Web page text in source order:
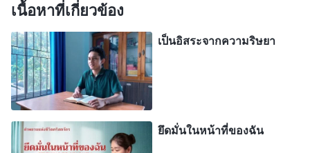
ด้วย…”
ต่อมา พี่สาวหลิวจากคริสตจักรของเรามาหาฉัน เธอ
สามัคคีธรรมกับฉันโดยยึดตามสภาวะของฉัน และยัง
อ่านพระวจนะของพระเจ้าตอนหนึ่งด้วย “
พวกเขาไป และล้ำเลิศกว่าพวกเขา โดยได้มาซึ่งการ
เนื้อหาที่เกี่ยวข้อง
เป็นอิสระจากความริษยา
ยึดมั่นในหน้าที่ของฉัน